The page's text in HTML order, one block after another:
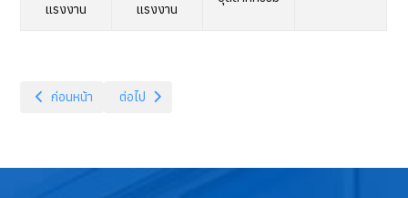
แรงงาน
แรงงาน
เนื้อหาก่อนหน้า: In-house Training (อาชีวอนามัยและความปลอดภัย)
ก่อนหน้า เนื้อหาถัดไป: วิศวกรรมความปลอดภัย
ต่อไป